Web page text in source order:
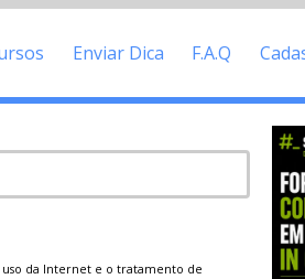
Enviar Dica F.A.Q
uso da Internet e o tratamento de